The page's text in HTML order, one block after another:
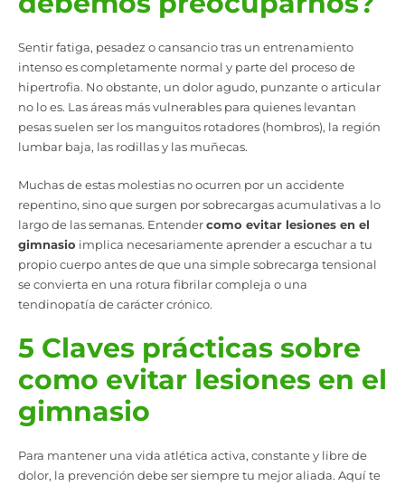
Sentir fatiga, pesadez o cansancio tras un entrenamiento
intenso es completamente normal y parte del proceso de
hipertrofia. No obstante, un dolor agudo, punzante o articular
no lo es. Las áreas más vulnerables para quienes levantan
pesas suelen ser los manguitos rotadores (hombros), la región
lumbar baja, las rodillas y las muñecas.
Muchas de estas molestias no ocurren por un accidente
repentino, sino que surgen por sobrecargas acumulativas a lo
largo de las semanas. Entendercomo evitar lesiones en el
gimnasio implica necesariamente aprender a escuchar a tu
propio cuerpo antes de que una simple sobrecarga tensional
se convierta en una rotura fibrilar compleja o una
tendinopatía de carácter crónico.
5 Claves prácticas sobre
como evitar lesiones en el
gimnasio
Para mantener una vida atlética activa, constante y libre de
dolor, la prevención debe ser siempre tu mejor aliada. Aquí te